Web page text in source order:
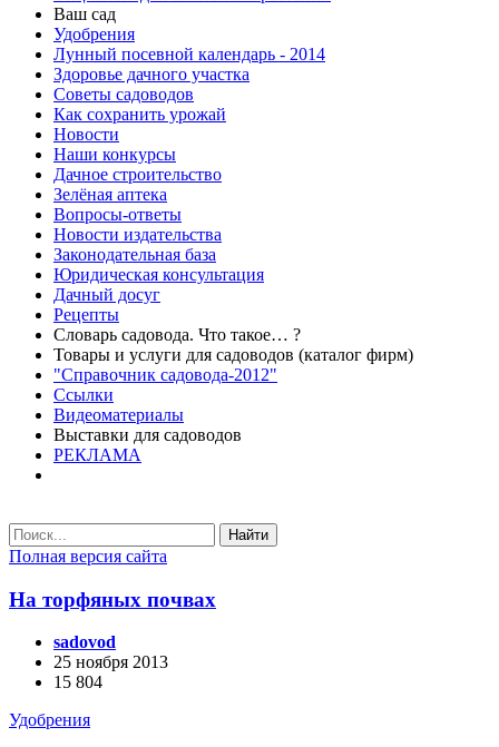
Ваш сад
Удобрения
Лунный посевной календарь - 2014
Здоровье дачного участка
Советы садоводов
Как сохранить урожай
Новости
Наши конкурсы
Дачное строительство
Зелёная аптека
Вопросы-ответы
Новости издательства
Законодательная база
Юридическая консультация
Дачный досуг
Рецепты
Словарь садовода. Что такое… ?
Товары и услуги для садоводов (каталог фирм)
"Справочник садовода-2012"
Ссылки
Видеоматериалы
Выставки для садоводов
РЕКЛАМА
Найти
Полная версия сайта
На торфяных почвах
sadovod
25 ноября 2013
15 804
Удобрения